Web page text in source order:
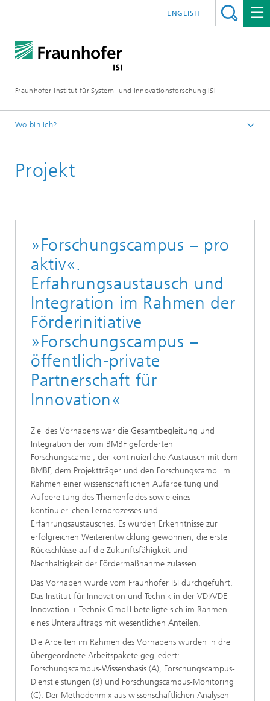
Fraunhofer-Institut für System- und Innovationsforschung ISI
ENGLISH
Wo bin ich?
Abteilungen
Projekt
»Forschungscampus – pro
aktiv«.
Erfahrungsaustausch und
Integration im Rahmen der
Förderinitiative
»Forschungscampus –
öffentlich-private
Partnerschaft für
Innovation«
Ziel des Vorhabens war die Gesamtbegleitung und
Integration der vom BMBF geförderten
Forschungscampi, der kontinuierliche Austausch mit dem
BMBF, dem Projektträger und den Forschungscampi im
Rahmen einer wissenschaftlichen Aufarbeitung und
Aufbereitung des Themenfeldes sowie eines
kontinuierlichen Lernprozesses und
Erfahrungsaustausches. Es wurden Erkenntnisse zur
erfolgreichen Weiterentwicklung gewonnen, die erste
Rückschlüsse auf die Zukunftsfähigkeit und
Nachhaltigkeit der Fördermaßnahme zulassen.
Das Vorhaben wurde vom Fraunhofer ISI durchgeführt.
Das Institut für Innovation und Technik in der VDI/VDE
Innovation + Technik GmbH beteiligte sich im Rahmen
eines Unterauftrags mit wesentlichen Anteilen.
Die Arbeiten im Rahmen des Vorhabens wurden in drei
übergeordnete Arbeitspakete gegliedert:
Forschungscampus-Wissensbasis (A), Forschungscampus-
Dienstleistungen (B) und Forschungscampus-Monitoring
(C). Der Methodenmix aus wissenschaftlichen Analysen